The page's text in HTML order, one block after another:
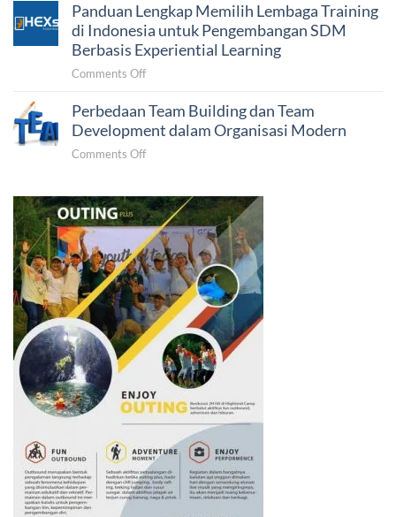
untuk
Korporasi
dan
Lembaga
dan
Pengembangan
Pengertian,
Tren
L&D
2026
Panduan Lengkap Memilih Lembaga Training
di Indonesia untuk Pengembangan SDM
Berbasis Experiential Learning
Comments Offon
Lengkap
Memilih
Indonesia
untuk
Pengembangan
SDM
Berbasis
Experiential
Learning
Perbedaan Team Building dan Team
Development dalam Organisasi Modern
Comments Offon
Building
dan
Team
Development
dalam
Organisasi
Modern